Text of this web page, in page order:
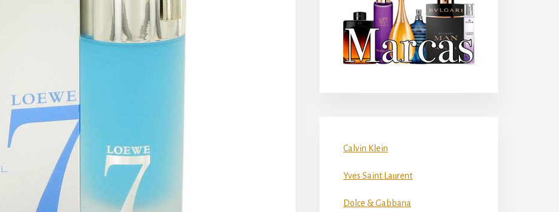
Calvin Klein
Yves Saint Laurent
Dolce & Gabbana